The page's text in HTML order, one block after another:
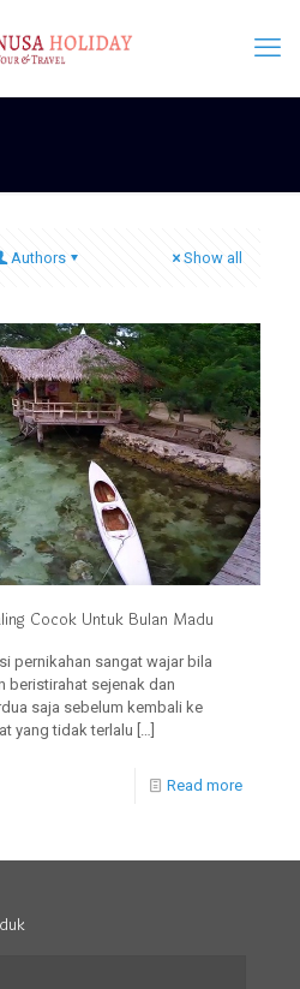
Authors Show all
Cocok Untuk Bulan Madu
pernikahan sangat wajar bila
beristirahat sejenak dan
saja sebelum kembali ke
yang tidak terlalu […]
Read more